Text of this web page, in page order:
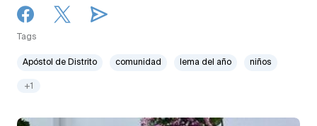
Tags
Apóstol de Distrito comunidad lema del año niños
+1